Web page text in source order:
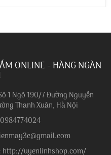
ONLINE - HÀNG NGÀN
1 Ngõ 190/7 Đường Nguyễn
Thanh Xuân, Hà Nội
http://uyenlinhshop.com/